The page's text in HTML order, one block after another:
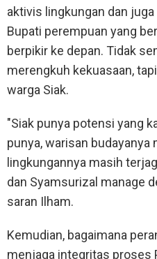
aktivis lingkungan dan
Bupati perempuan yang
berpikir ke depan. Tidak
merengkuh kekuasaan,
warga Siak.
"Siak punya potensi yang
punya, warisan
lingkungannya masih
dan Syamsurizal manage
saran Ilham.
Kemudian, bagaimana
menjaga integritas proses